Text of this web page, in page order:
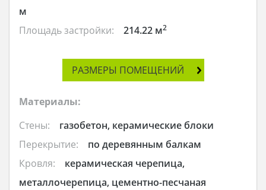
м
Площадь застройки:
214.22 м2
РАЗМЕРЫ ПОМЕЩЕНИЙ
Материалы:
Стены:
газобетон, керамические блоки
Перекрытие:
по деревянным балкам
Кровля:
керамическая черепица,
металлочерепица, цементно-песчаная